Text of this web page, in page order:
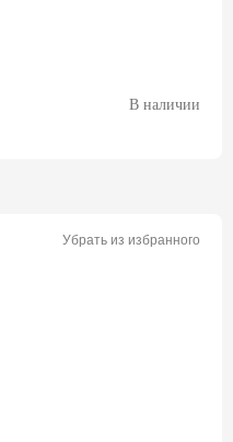
В наличии
Убрать из избранного